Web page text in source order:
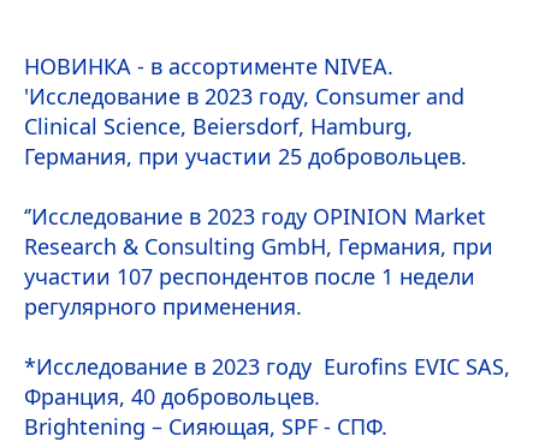
НОВИНКА - в ассортименте NIVEA.
'Исследование в 2023 году, Consumer and
Clinical Science, Beiersdorf, Hamburg,
Германия, при участии 25 добровольцев.
‘’Исследование в 2023 году OPINION Market
Research & Consulting GmbH, Германия, при
участии 107 респондентов после 1 недели
регулярного применения.
*Исследование в 2023 году Eurofins EVIC SAS,
Франция, 40 добровольцев.
Brightening – Сияющая, SPF - СПФ.